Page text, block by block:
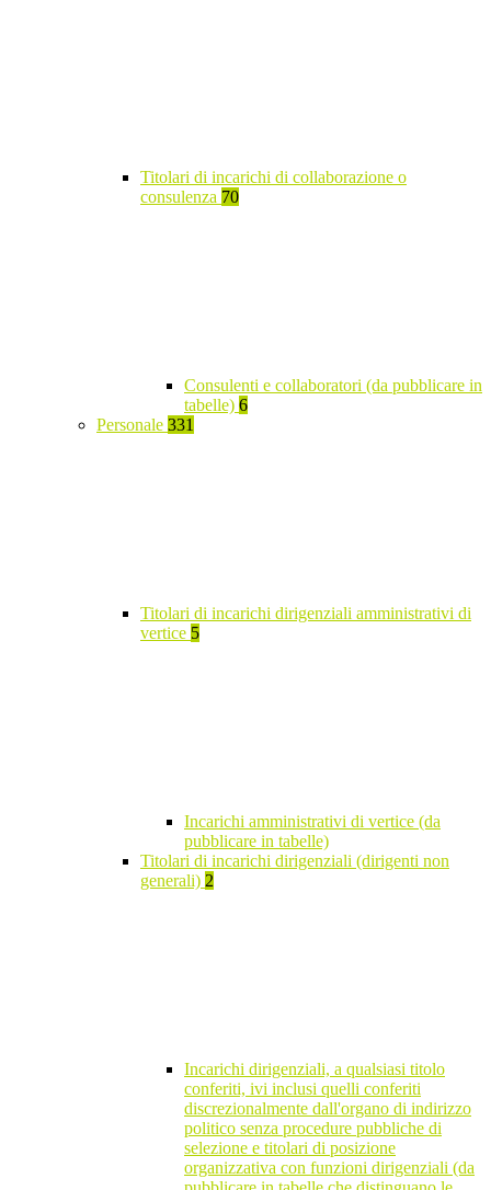
Titolari di incarichi di collaborazione o
consulenza 70
Consulenti e collaboratori (da pubblicare in
tabelle) 6
Personale 331
Titolari di incarichi dirigenziali amministrativi di
vertice 5
Incarichi amministrativi di vertice (da
pubblicare in tabelle)
Titolari di incarichi dirigenziali (dirigenti non
generali) 2
Incarichi dirigenziali, a qualsiasi titolo
conferiti, ivi inclusi quelli conferiti
discrezionalmente dall'organo di indirizzo
politico senza procedure pubbliche di
selezione e titolari di posizione
organizzativa con funzioni dirigenziali (da